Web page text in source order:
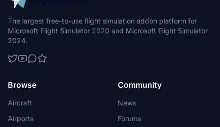
The largest free-to-use flight simulation addon platform for
Microsoft Flight Simulator 2020 and Microsoft Flight Simulator
2024.
Browse
Aircraft
Airports
Community
News
Forums